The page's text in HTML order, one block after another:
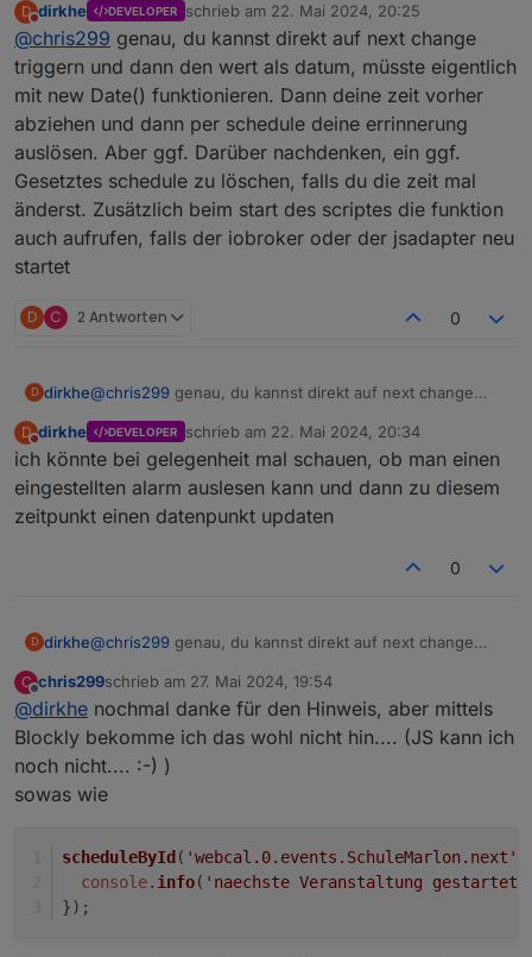
D
Nicht stören
dirkhe DEVELOPER schrieb am 22. Mai 2024, 20:25
zuletzt editiert von
@chris299 genau, du kannst direkt auf next change
triggern und dann den wert als datum, müsste eigentlich
mit new Date() funktionieren. Dann deine zeit vorher
abziehen und dann per schedule deine errinnerung
auslösen. Aber ggf. Darüber nachdenken, ein ggf.
Gesetztes schedule zu löschen, falls du die zeit mal
änderst. Zusätzlich beim start des scriptes die funktion
auch aufrufen, falls der iobroker oder der jsadapter neu
startet
D C 2 Antworten 0
D dirkhe@chris299 genau, du kannst direkt auf next change
eigentlich mit new Date() funktionieren. Dann deine zeit
vorher abziehen und dann per schedule deine
errinnerung auslösen. Aber ggf. Darüber nachdenken,
ein ggf. Gesetztes schedule zu löschen, falls du die zeit
mal änderst. Zusätzlich beim start des scriptes die
D
Nicht stören
dirkhe DEVELOPER schrieb am 22. Mai 2024, 20:34
zuletzt editiert von
ich könnte bei gelegenheit mal schauen, ob man einen
eingestellten alarm auslesen kann und dann zu diesem
zeitpunkt einen datenpunkt updaten
0
D dirkhe@chris299 genau, du kannst direkt auf next change
eigentlich mit new Date() funktionieren. Dann deine zeit
vorher abziehen und dann per schedule deine
errinnerung auslösen. Aber ggf. Darüber nachdenken,
ein ggf. Gesetztes schedule zu löschen, falls du die zeit
mal änderst. Zusätzlich beim start des scriptes die
funktion auch aufrufen, falls der iobroker oder der
C
Offline
chris299schrieb am 27. Mai 2024, 19:54
zuletzt editiert von
@dirkhe nochmal danke für den Hinweis, aber mittels
Blockly bekomme ich das wohl nicht hin.... (JS kann ich
noch nicht.... :-) )
sowas wie
scheduleById ( 'webcal.0.events.SchuleMarlon.next'
console. info( 'naechste Veranstaltung gestartet
});